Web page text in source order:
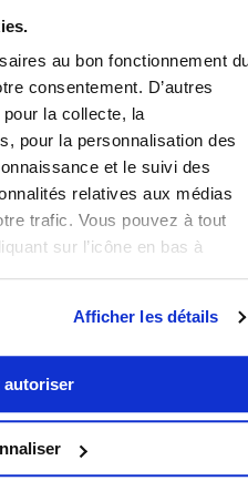
au bon fonctionnement
consentement. D’autres
la collecte, la
pour la personnalisation des
et le suivi des
relatives aux médias
trafic. Vous pouvez à tout
sur l’icône en bas à
Afficher les détails
autoriser
plus sur le
qui y sont
rapprocher d’un
chargera de
1339951-
est-la
patrimoine/
1500063-
augmentation-